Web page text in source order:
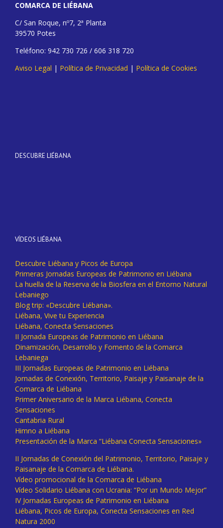
COMARCA DE LIÉBANA
C/ San Roque, nº7, 2ª Planta
39570 Potes
Teléfono: 942 730 726 / 606 318 720
Aviso Legal | Política de Privacidad | Política de Cookies
DESCUBRE LIÉBANA
VÍDEOS LIÉBANA
Descubre Liébana y Picos de Europa
Primeras Jornadas Europeas de Patrimonio en Liébana
La huella de la Reserva de la Biosfera en el Entorno Natural
Lebaniego
Blog trip: «Descubre Liébana».
Liébana, Vive tu Experiencia
Liébana, Conecta Sensaciones
II Jornada Europeas de Patrimonio en Liébana
Dinamización, Desarrollo y Fomento de la Comarca
Lebaniega
III Jornadas Europeas de Patrimonio en Liébana
Jornadas de Conexión, Territorio, Paisaje y Paisanaje de la
Comarca de Liébana
Primer Aniversario de la Marca Liébana, Conecta
Sensaciones
Cantabria Rural
Himno a Liébana
Presentación de la Marca “Liébana Conecta Sensaciones»
II Jornadas de Conexión del Patrimonio, Territorio, Paisaje y
Paisanaje de la Comarca de Liébana.
Vídeo promocional de la Comarca de Liébana
Vídeo Solidario Liébana con Ucrania: “Por un Mundo Mejor”
IV Jornadas Europeas de Patrimonio en Liébana
Liébana, Picos de Europa, Conecta Sensaciones en Red
Natura 2000